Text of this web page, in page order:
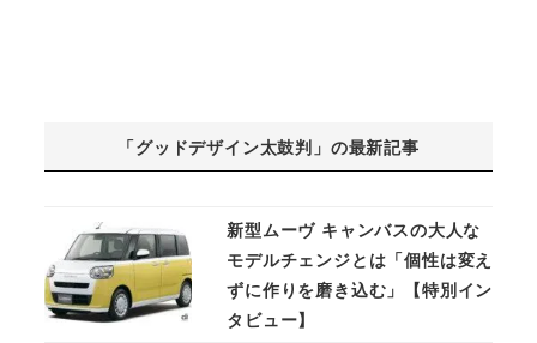
「グッドデザイン太鼓判」の最新記事
新型ムーヴ キャンバスの大人な
モデルチェンジとは「個性は変え
ずに作りを磨き込む」【特別イン
タビュー】